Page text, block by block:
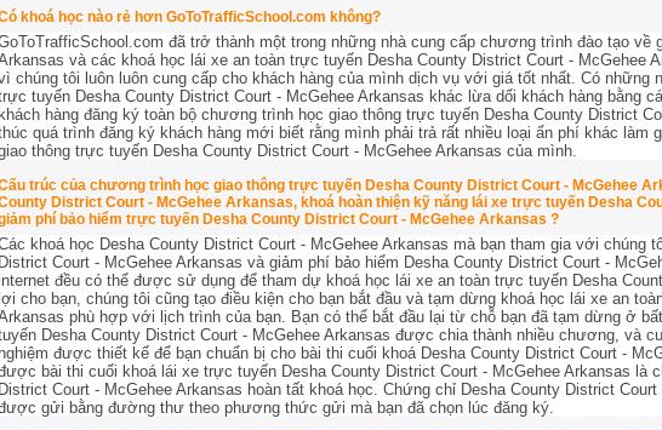
khoá học nào rẻ hơn GoToTrafficSchool.com không?
đã trở thành một trong những nhà cung cấp chương trình đào tạo về
và các khoá học lái xe an toàn trực tuyến Desha County District Court - McGehee
chúng tôi luôn luôn cung cấp cho khách hàng của mình dịch vụ với giá tốt nhất. Có những
tuyến Desha County District Court - McGehee Arkansas khác lừa dối khách hàng bằng
khách hàng đăng ký toàn bộ chương trình học giao thông trực tuyến Desha County District
quá trình đăng ký khách hàng mới biết rằng mình phải trả rất nhiều loại ẩn phí khác làm
thông trực tuyến Desha County District Court - McGehee Arkansas của mình.
trúc của chương trình học giao thông trực tuyến Desha County District Court - McGehee
District Court - McGehee Arkansas, khoá hoàn thiện kỹ năng lái xe trực tuyến Desha
phí bảo hiểm trực tuyến Desha County District Court - McGehee Arkansas ?
khoá học Desha County District Court - McGehee Arkansas mà bạn tham gia với chúng
District Court - McGehee Arkansas và giảm phí bảo hiểm Desha County District Court -
đều có thể được sử dụng để tham dự khoá học lái xe an toàn trực tuyến Desha
cho bạn, chúng tôi cũng tạo điều kiện cho bạn bắt đầu và tạm dừng khoá học lái xe an
phù hợp với lịch trình của bạn. Bạn có thể bắt đầu lại từ chỗ bạn đã tạm dừng ở
Desha County District Court - McGehee Arkansas được chia thành nhiều chương, và
nghiệm được thiết kế để bạn chuẩn bị cho bài thi cuối khoá Desha County District Court -
bài thi cuối khoá lái xe trực tuyến Desha County District Court - McGehee Arkansas là
District Court - McGehee Arkansas hoàn tất khoá học. Chứng chỉ Desha County District
gửi bằng đường thư theo phương thức gửi mà bạn đã chọn lúc đăng ký.